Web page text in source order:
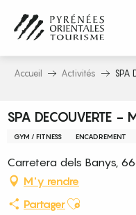
contenu
principal
Accueil Activités SPA
SPA DECOUVERTE -
GYM / FITNESS ENCADREMENT
Carretera dels Banys,
M'y rendre
PartagerAjouter aux